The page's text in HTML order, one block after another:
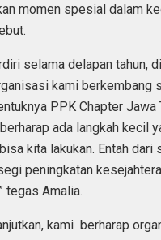
momen spesial dalam
selama delapan tahun,
kami berkembang
PPK Chapter Jawa
ada langkah kecil
kita lakukan. Entah dari
peningkatan
tegas Amalia.
kami berharap